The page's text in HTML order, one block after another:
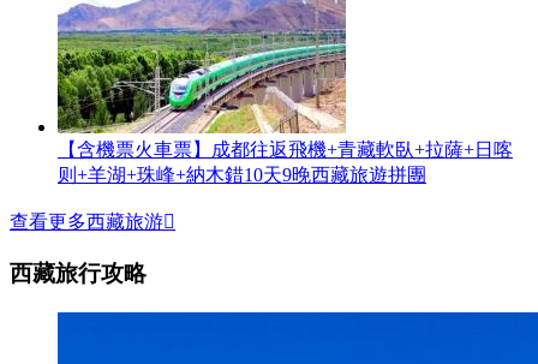
【含機票火車票】成都往返飛機+青藏軟臥+拉薩+日喀
则+羊湖+珠峰+納木錯10天9晚西藏旅遊拼團
查看更多西藏旅游
西藏旅行攻略